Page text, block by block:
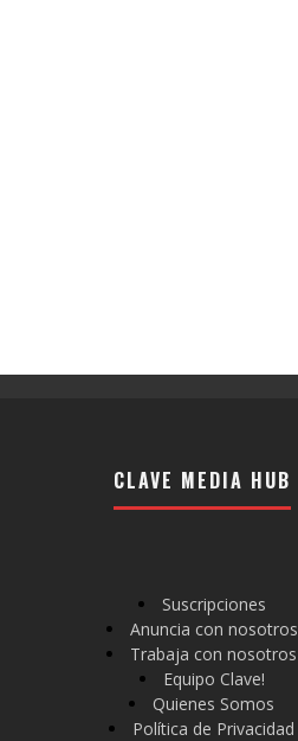
CLAVE MEDIA HUB
Suscripciones
Anuncia con nosotros
Trabaja con nosotros
Equipo Clave!
Quienes Somos
Política de Privacidad